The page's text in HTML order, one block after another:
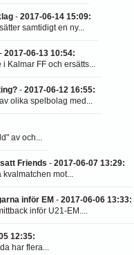
- 2017-06-14 15:09:
samtidigt en ny...
- 2017-06-13 10:54:
Kalmar FF och ersätts...
- 2017-06-12 16:55:
olika spelbolag med...
av och...
Friends - 2017-06-07 13:29:
mot...
inför EM - 2017-06-06 13:33:
inför U21-EM....
12:35:
har flera...